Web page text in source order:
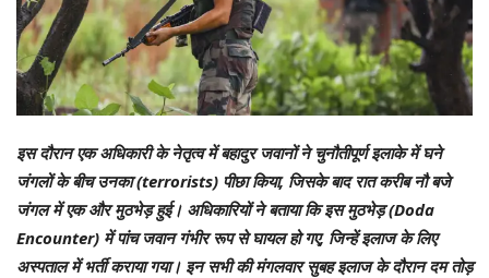
इस दौरान एक अधिकारी के नेतृत्व में बहादुर जवानों ने चुनौतीपूर्ण इलाके में घने
जंगलों के बीच उनका (terrorists) पीछा किया, जिसके बाद रात करीब नौ बजे
जंगल में एक और मुठभेड़ हुई। अधिकारियों ने बताया कि इस मुठभेड़ (Doda
Encounter) में पांच जवान गंभीर रूप से घायल हो गए, जिन्हें इलाज के लिए
अस्पताल में भर्ती कराया गया। इन सभी की मंगलवार सुबह इलाज के दौरान दम तोड़